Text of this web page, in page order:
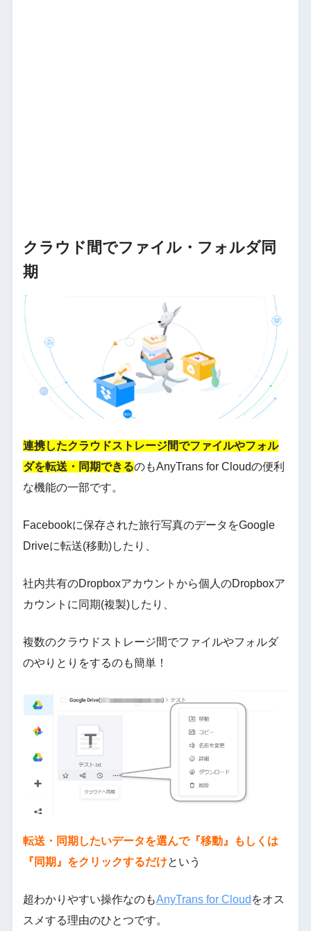
クラウド間でファイル・フォルダ同
期
連携したクラウドストレージ間でファイルやフォル
ダを転送・同期できるのもAnyTrans for Cloudの便利
な機能の一部です。
Facebookに保存された旅行写真のデータをGoogle
Driveに転送(移動)したり、
社内共有のDropboxアカウントから個人のDropboxア
カウントに同期(複製)したり、
複数のクラウドストレージ間でファイルやフォルダ
のやりとりをするのも簡単！
転送・同期したいデータを選んで『移動』もしくは
『同期』をクリックするだけという
超わかりやすい操作なのもAnyTrans for Cloud をオス
スメする理由のひとつです。